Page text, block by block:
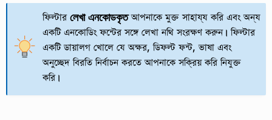
ফিল্টারলেখা এনকোডকৃতআপনাকে মুক্ত সাহায্য করি এবং অন্য
একটি এনকোডিং ফন্টের সঙ্গে লেখা নথি সংরক্ষণ করুন। ফিল্টার
একটি ডায়ালগ খোলে যে অক্ষর, ডিফল্ট ফন্ট, ভাষা এবং
অনুচ্ছেদ বিরতি নির্বাচন করতে আপনাকে সক্রিয় করি নিযুক্ত
করি।